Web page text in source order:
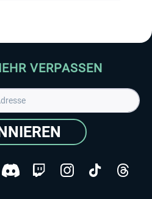
VERPASSEN